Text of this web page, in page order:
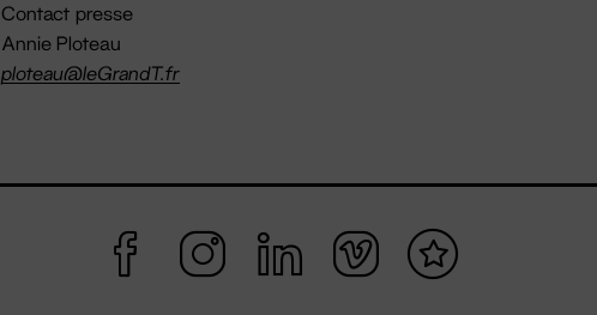
Contact presse
Annie Ploteau
ploteau@leGrandT.fr